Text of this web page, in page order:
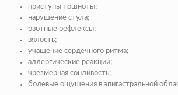
приступы тошноты;
нарушение стула;
рвотные рефлексы;
вялость;
учащение сердечного ритма;
аллергические реакции;
чрезмерная сонливость;
болевые ощущения в эпигастральной